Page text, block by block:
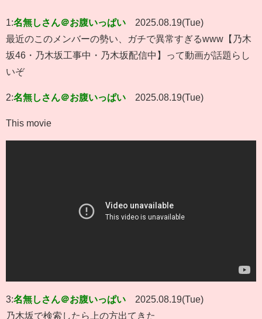
1:名無しさん＠お腹いっぱい
2025.08.19(Tue)
最近のこのメンバーの勢い、ガチで異常すぎるwww【乃木
坂46・乃木坂工事中・乃木坂配信中】って動画が話題らし
いぞ
2:名無しさん＠お腹いっぱい 2025.08.19(Tue)
This movie
3:名無しさん＠お腹いっぱい
2025.08.19(Tue)
乃木坂で検索したら上の方出てきた